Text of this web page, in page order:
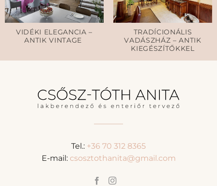
VIDÉKI ELEGANCIA –
ANTIK VINTAGE
TRADÍCIONÁLIS
VADÁSZHÁZ – ANTIK
KIEGÉSZÍTŐKKEL
Tel.: +36 70 312 8365
E-mail: csosztothanita@gmail.com